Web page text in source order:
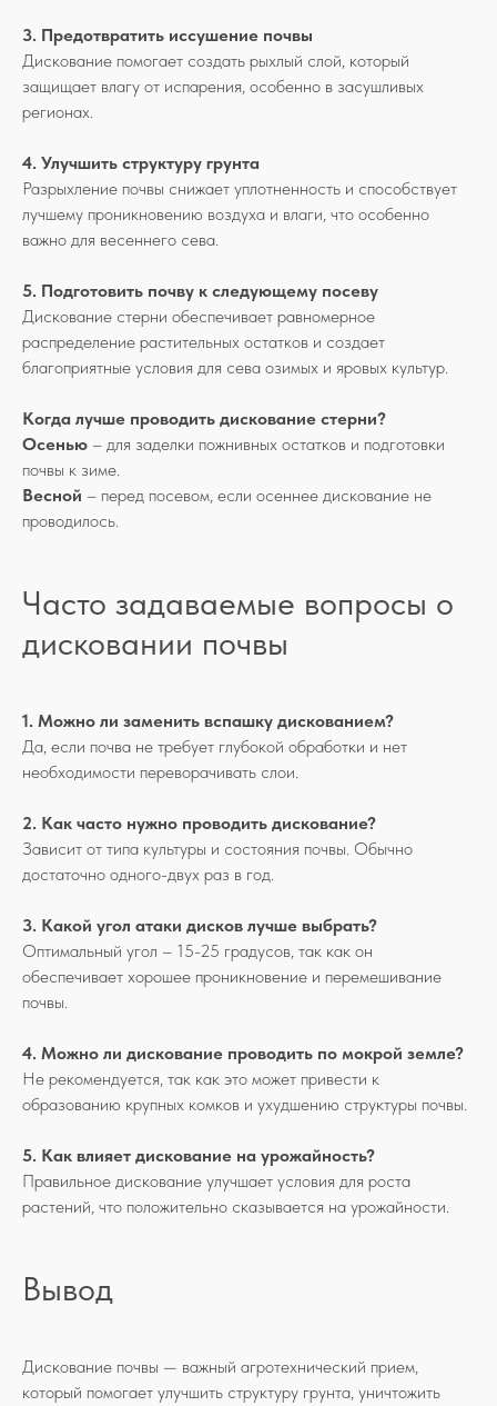
3. Предотвратить иссушение почвы
Дискование помогает создать рыхлый слой, который
защищает влагу от испарения, особенно в засушливых
регионах.
4. Улучшить структуру грунта
Разрыхление почвы снижает уплотненность и способствует
лучшему проникновению воздуха и влаги, что особенно
важно для весеннего сева.
5. Подготовить почву к следующему посеву
Дискование стерни обеспечивает равномерное
распределение растительных остатков и создает
благоприятные условия для сева озимых и яровых культур.
Когда лучше проводить дискование стерни?
Осенью – для заделки пожнивных остатков и подготовки
почвы к зиме.
Весной – перед посевом, если осеннее дискование не
проводилось.
Часто задаваемые вопросы о
дисковании почвы
1. Можно ли заменить вспашку дискованием?
Да, если почва не требует глубокой обработки и нет
необходимости переворачивать слои.
2. Как часто нужно проводить дискование?
Зависит от типа культуры и состояния почвы. Обычно
достаточно одного-двух раз в год.
3. Какой угол атаки дисков лучше выбрать?
Оптимальный угол – 15-25 градусов, так как он
обеспечивает хорошее проникновение и перемешивание
почвы.
4. Можно ли дискование проводить по мокрой земле?
Не рекомендуется, так как это может привести к
образованию крупных комков и ухудшению структуры почвы.
5. Как влияет дискование на урожайность?
Правильное дискование улучшает условия для роста
растений, что положительно сказывается на урожайности.
Вывод
Дискование почвы — важный агротехнический прием,
который помогает улучшить структуру грунта, уничтожить
КОНТАКТЫ